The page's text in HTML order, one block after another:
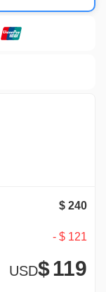
$ 240
- $ 121
USD$119